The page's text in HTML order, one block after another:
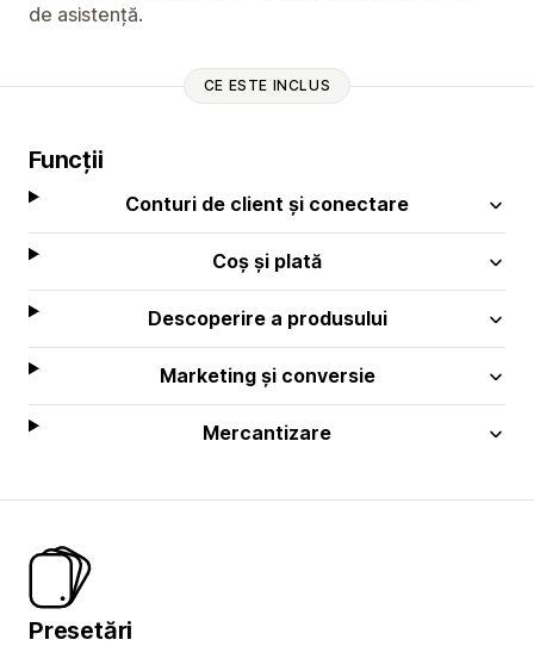
de asistență.
CE ESTE INCLUS
Funcții
Conturi de client și conectare
Coș și plată
Descoperire a produsului
Marketing și conversie
Mercantizare
Presetări